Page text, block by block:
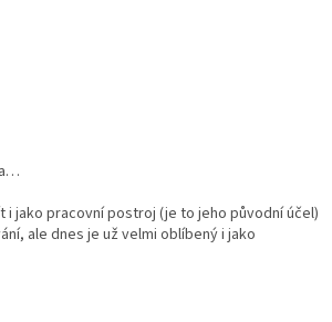
i jako pracovní postroj (je to jeho původní účel)
ale dnes je už velmi oblíbený i jako